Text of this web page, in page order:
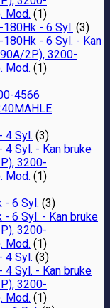
Mod. (1)
- 6 Syl. (3)
- 6 Syl. - Kan
2P), 3200-
Mod. (1)
4566
4 Syl. (3)
Syl. - Kan bruke
3200-
Mod. (1)
- 6 Syl. (3)
6 Syl. - Kan bruke
3200-
Mod. (1)
4 Syl. (3)
Syl. - Kan bruke
3200-
Mod. (1)